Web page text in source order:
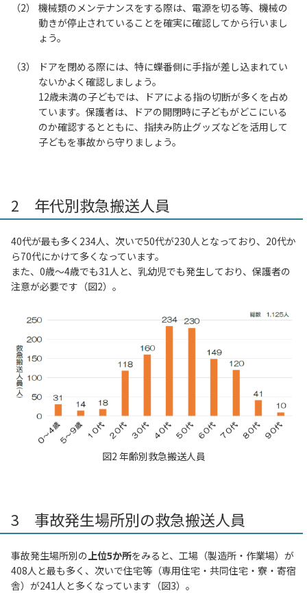
機械類のメンテナンスをする際は、電源を切る等、機械の
動きが停止されていることを確実に確認してから行いまし
ょう。
ドアを閉める際には、特に蝶番側に手指が差し込まれてい
ないかよく確認しましょう。
12歳未満の子どもでは、ドアによる指の切断が多くを占め
ています。保護者は、ドアの開閉時に子どもがどこにいる
のか確認するとともに、指挟み防止グッズなどを活用して
子どもを事故から守りましょう。
2 年代別救急搬送人員
40代が最も多く234人、次いで50代が230人となっており、20代か
ら70代にかけて多くなっています。
また、0歳～4歳でも31人と、乳幼児でも発生しており、保護者の
注意が必要です（図2）。
図2 年齢別救急搬送人員
3 事故発生場所別の救急搬送人員
事故発生場所別の 上位5か所をみると、工場（製造所・作業場）が
408人と最も多く、次いで住宅等（専用住宅・共同住宅・寮・寄宿
舎）が241人と多くなっています（図3）。